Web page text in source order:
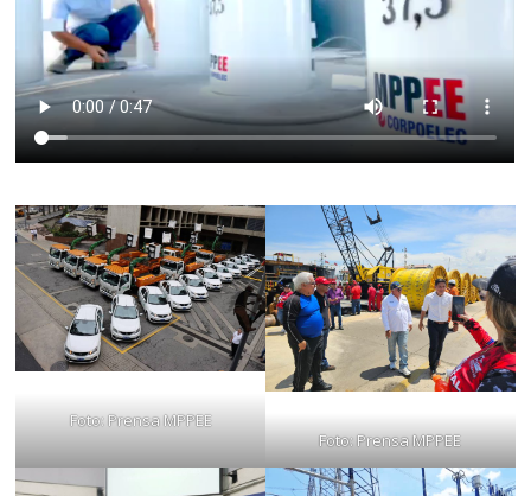
Foto: Prensa MPPEE
Foto: Prensa MPPEE